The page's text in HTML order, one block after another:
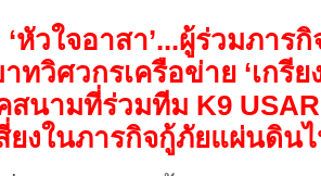
หัวใจอาสา’...ผู้ร่วมภาร
ทวิศวกรเครือข่าย ‘เกรีย
สนามที่ร่วมทีม K9
ยงในภารกิจกู้ภัยแผ่นดิน